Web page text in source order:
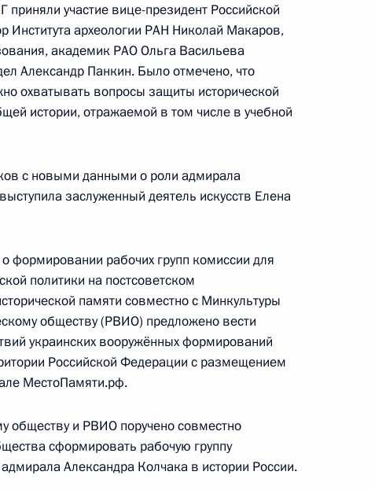
Нарышкин объявили
«Моя страна – моя
комиссии
в работе форума «История
приняли участие вице-президент Российской
Института археологии РАН Николай Макаров,
академик РАО Ольга Васильева
Александр Панкин. Было отмечено, что
охватывать вопросы защиты исторической
истории, отражаемой в том числе в учебной
с новыми данными о роли адмирала
заслуженный деятель искусств Елена
формировании рабочих групп комиссии для
политики на постсоветском
памяти совместно с Минкультуры
обществу (РВИО) предложено вести
украинских вооружённых формирований
Российской Федерации с размещением
МестоПамяти.рф.
обществу и РВИО поручено совместно
сформировать рабочую группу
Александра Колчака в истории России.